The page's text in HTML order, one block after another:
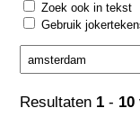
Zoek ook in tekst
Gebruik
Resultaten 1 - 10